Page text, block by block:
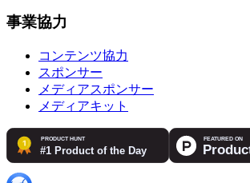
事業協力
コンテンツ協力
スポンサー
メディアスポンサー
メディアキット